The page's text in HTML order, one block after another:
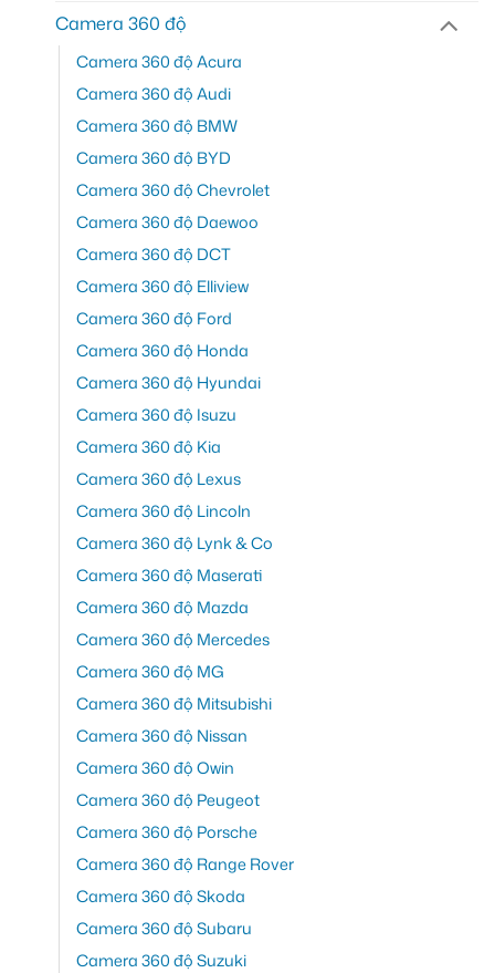
Camera 360 độ
Camera 360 độ Acura
Camera 360 độ Audi
Camera 360 độ BMW
Camera 360 độ BYD
Camera 360 độ Chevrolet
Camera 360 độ Daewoo
Camera 360 độ DCT
Camera 360 độ Elliview
Camera 360 độ Ford
Camera 360 độ Honda
Camera 360 độ Hyundai
Camera 360 độ Isuzu
Camera 360 độ Kia
Camera 360 độ Lexus
Camera 360 độ Lincoln
Camera 360 độ Lynk & Co
Camera 360 độ Maserati
Camera 360 độ Mazda
Camera 360 độ Mercedes
Camera 360 độ MG
Camera 360 độ Mitsubishi
Camera 360 độ Nissan
Camera 360 độ Owin
Camera 360 độ Peugeot
Camera 360 độ Porsche
Camera 360 độ Range Rover
Camera 360 độ Skoda
Camera 360 độ Subaru
Camera 360 độ Suzuki